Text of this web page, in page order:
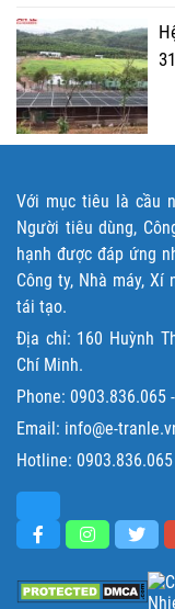
Với mục tiêu là cầu
Người tiêu dùng,
hạnh được đáp ứng
Công ty, Nhà máy,
tái tạo.
Địa chỉ: 160 Huỳnh
Chí Minh.
Phone: 0903.836.065
Email: info@e-
Hotline: 0903.836.065